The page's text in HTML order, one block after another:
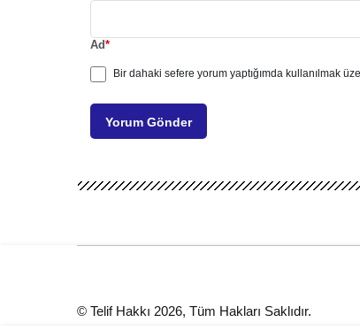
Ad*
Bir dahaki sefere yorum yaptığımda kullanılmak
Yorum Gönder
© Telif Hakkı 2026, Tüm Hakları Saklıdır.